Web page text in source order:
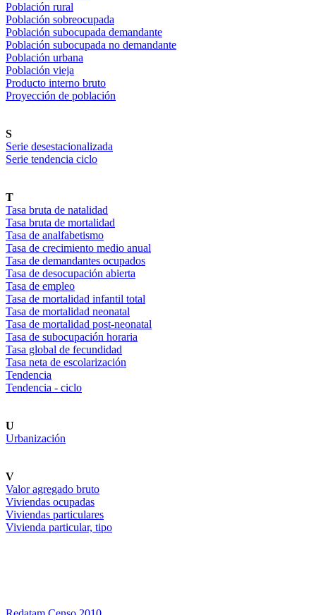
Población rural
Población sobreocupada
Población subocupada demandante
Población subocupada no demandante
Población urbana
Población vieja
Producto interno bruto
Proyección de población
S
Serie desestacionalizada
Serie tendencia ciclo
T
Tasa bruta de natalidad
Tasa bruta de mortalidad
Tasa de analfabetismo
Tasa de crecimiento medio anual
Tasa de demandantes ocupados
Tasa de desocupación abierta
Tasa de empleo
Tasa de mortalidad infantil total
Tasa de mortalidad neonatal
Tasa de mortalidad post-neonatal
Tasa de subocupación horaria
Tasa global de fecundidad
Tasa neta de escolarización
Tendencia
Tendencia - ciclo
U
Urbanización
V
Valor agregado bruto
Viviendas ocupadas
Viviendas particulares
Vivienda particular, tipo